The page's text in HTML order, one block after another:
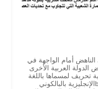
أمام الواجهة في
الدولة العربية الأخرى
تحريف لمسماها باللغة
الإنجليزية بالبالكونيbalcony. لا أدعي بأني قد قمت ببحث